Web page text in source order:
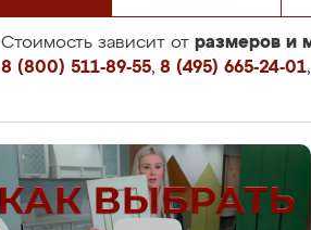
Стоимость зависит от размеров и
8 (800) 511-89-55, 8 (495) 665-24-01,